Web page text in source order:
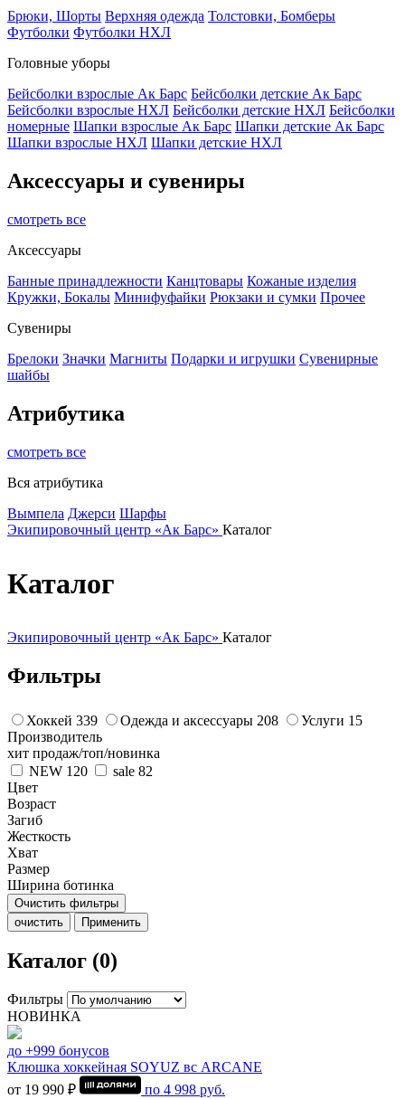
Брюки, Шорты Верхняя одежда Толстовки, Бомберы
Футболки Футболки НХЛ
Головные уборы
Бейсболки взрослые Ак Барс Бейсболки детские Ак Барс
Бейсболки взрослые НХЛ Бейсболки детские НХЛ Бейсболки
номерные Шапки взрослые Ак Барс Шапки детские Ак Барс
Шапки взрослые НХЛ Шапки детские НХЛ
Аксессуары и сувениры
смотреть все
Аксессуары
Банные принадлежности Канцтовары Кожаные изделия
Кружки, Бокалы Минифуфайки Рюкзаки и сумки Прочее
Сувениры
Брелоки Значки Магниты Подарки и игрушки Сувенирные
шайбы
Атрибутика
смотреть все
Вся атрибутика
Вымпела Джерси Шарфы
Экипировочный центр «Ак Барс» Каталог
Каталог
Экипировочный центр «Ак Барс» Каталог
Фильтры
Хоккей 339 Одежда и аксессуары 208 Услуги 15
Производитель
хит продаж/топ/новинка
NEW 120 sale 82
Цвет
Возраст
Загиб
Жесткость
Хват
Размер
Ширина ботинка
Очистить фильтры
очистить
Применить
Каталог (0)
Фильтры
НОВИНКА
до +999 бонусов
Клюшка хоккейная SOYUZ вс ARCANE
от 19 990 ₽
по 4 998 руб.